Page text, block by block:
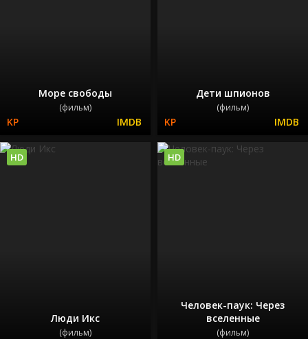
Море свободы
(фильм)
Дети шпионов
(фильм)
Люди Икс
(фильм)
HD
Человек-паук: Через
вселенные
(фильм)
HD